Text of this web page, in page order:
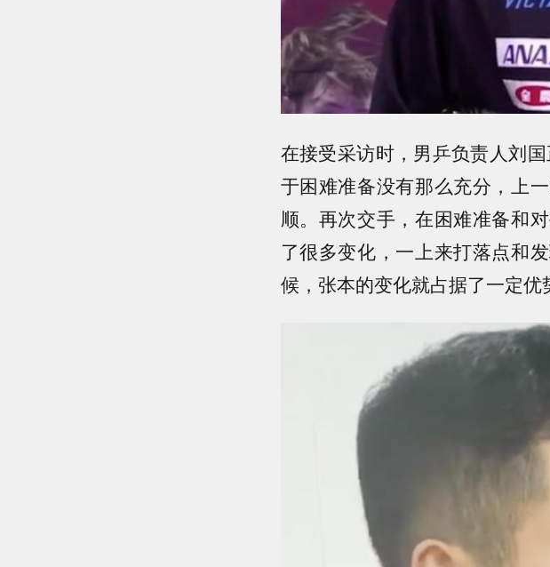
在接受采访时，男乒负责人刘
于困难准备没有那么充分，上
顺。再次交手，在困难准备和
了很多变化，一上来打落点和
候，张本的变化就占据了一定